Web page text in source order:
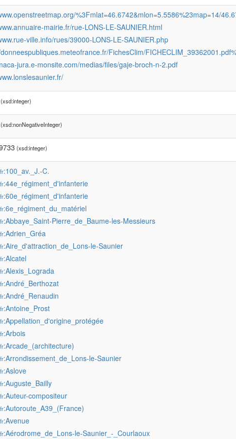
%3Fmlat=46.6742&mlon=5.5586%23map=14/
mairie.fr/rue-LONS-LE-SAUNIER.html
ville.info/rues/39000-LONS-LE-SAUNIER.php
FichesClim/
jura.e-monsite.com/medias/files/gaje-broch-n-2.pdf
(xsd:integer)
(xsd:nonNegativeInteger)
(xsd:integer)
:100_av._J.-C.
:44e_régiment_d'infanterie
:60e_régiment_d'infanterie
:6e_régiment_du_matériel
:Abbaye_Saint-Pierre_de_Baume-les-Messieurs
:Adrien_Gréa
:Aire_d'attraction_de_Lons-le-Saunier
:Alcatel
:Alexis_Lograda
:André_Berthozat
:André_Renaudin
:Antoine_Prost
:Appellation_d'origine_protégée
:Arbois
:Arcade_(architecture)
:Arrondissement_de_Lons-le-Saunier
:Aslove
:Auguste_Bailly
:Auteur-compositeur
:Autoroute_A39_(France)
:Avenue
:Aérodrome_de_Lons-le-Saunier_-_Courlaoux